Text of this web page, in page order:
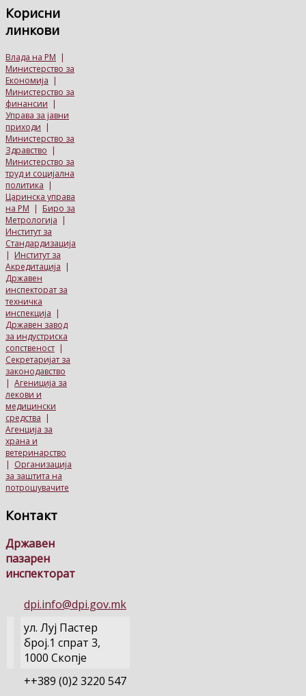
Корисни
линкови
Влада на РМ |
Министерство за
Економија |
Министерство за
финансии |
Управа за јавни
приходи |
Министерство за
Здравство |
Министерство за
труд и социјална
политика |
Царинска управа
на РМ | Биро за
Метрологија |
Институт за
Стандардизација
| Институт за
Акредитација |
Државен
инспекторат за
техничка
инспекција |
Државен завод
за индустриска
сопственост |
Секретаријат за
законодавство
| Агениција за
лекови и
медицински
средства |
Агенција за
храна и
ветеринарство
| Организација
за заштита на
потрошувачите
Контакт
Државен
пазарен
инспекторат
dpi.info@dpi.gov.mk
ул. Луј Пастер
број.1 спрат 3,
1000 Скопје
++389 (0)2 3220 547